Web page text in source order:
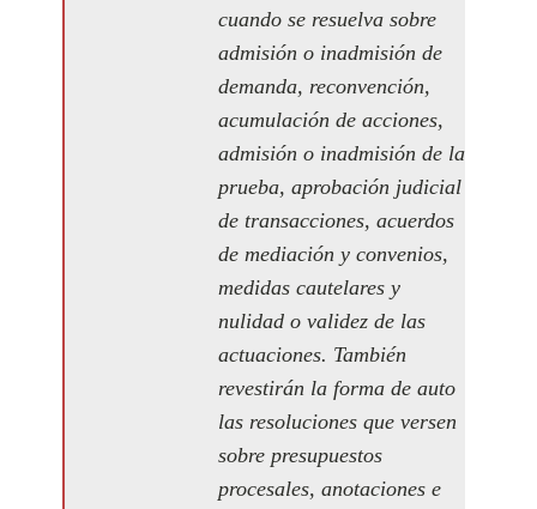
cuando se resuelva sobre
admisión o inadmisión de
demanda, reconvención,
acumulación de acciones,
admisión o inadmisión de la
prueba, aprobación judicial
de transacciones, acuerdos
de mediación y convenios,
medidas cautelares y
nulidad o validez de las
actuaciones. También
revestirán la forma de auto
las resoluciones que versen
sobre presupuestos
procesales, anotaciones e